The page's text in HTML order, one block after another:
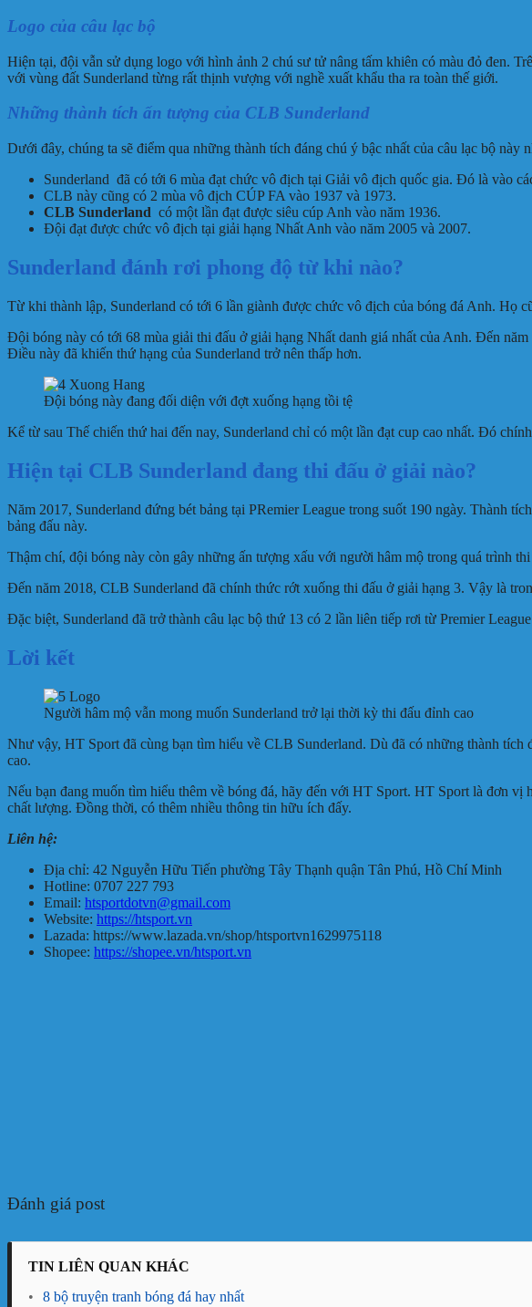
Logo của câu lạc bộ
Hiện tại, đội vẫn sử dụng logo với hình ảnh 2 chú sư tử nâng tấm khiên có màu đỏ đen.
với vùng đất Sunderland từng rất thịnh vượng với nghề xuất khẩu tha ra toàn thế giới.
Những thành tích ấn tượng của CLB Sunderland
Dưới đây, chúng ta sẽ điểm qua những thành tích đáng chú ý bậc nhất của câu lạc bộ này
Sunderland đã có tới 6 mùa đạt chức vô địch tại Giải vô địch quốc gia. Đó là vào
CLB này cũng có 2 mùa vô địch CÚP FA vào 1937 và 1973.
CLB Sunderland có một lần đạt được siêu cúp Anh vào năm 1936.
Đội đạt được chức vô địch tại giải hạng Nhất Anh vào năm 2005 và 2007.
Sunderland đánh rơi phong độ từ khi nào?
Từ khi thành lập, Sunderland có tới 6 lần giành được chức vô địch của bóng đá Anh. Họ
Đội bóng này có tới 68 mùa giải thi đấu ở giải hạng Nhất danh giá nhất của Anh. Đến
Điều này đã khiến thứ hạng của Sunderland trở nên thấp hơn.
Đội bóng này đang đối diện với đợt xuống hạng tồi tệ
Kể từ sau Thế chiến thứ hai đến nay, Sunderland chỉ có một lần đạt cup cao nhất. Đó
Hiện tại CLB Sunderland đang thi đấu ở giải nào?
Năm 2017, Sunderland đứng bét bảng tại PRemier League trong suốt 190 ngày. Thành
bảng đấu này.
Thậm chí, đội bóng này còn gây những ấn tượng xấu với người hâm mộ trong quá trình
Đến năm 2018, CLB Sunderland đã chính thức rớt xuống thi đấu ở giải hạng 3. Vậy là
Đặc biệt, Sunderland đã trở thành câu lạc bộ thứ 13 có 2 lần liên tiếp rơi từ Premier
Lời kết
Người hâm mộ vẫn mong muốn Sunderland trở lại thời kỳ thi đấu đỉnh cao
Như vậy, HT Sport đã cùng bạn tìm hiểu về CLB Sunderland. Dù đã có những thành
cao.
Nếu bạn đang muốn tìm hiểu thêm về bóng đá, hãy đến với HT Sport. HT Sport là đơn vị
chất lượng. Đồng thời, có thêm nhiều thông tin hữu ích đấy.
Liên hệ:
Địa chỉ: 42 Nguyễn Hữu Tiến phường Tây Thạnh quận Tân Phú, Hồ Chí Minh
Hotline: 0707 227 793
Email: htsportdotvn@gmail.com
Website: https://htsport.vn
Lazada: https://www.lazada.vn/shop/htsportvn1629975118
Shopee: https://shopee.vn/htsport.vn
Đánh giá post
TIN LIÊN QUAN KHÁC
•
8 bộ truyện tranh bóng đá hay nhất